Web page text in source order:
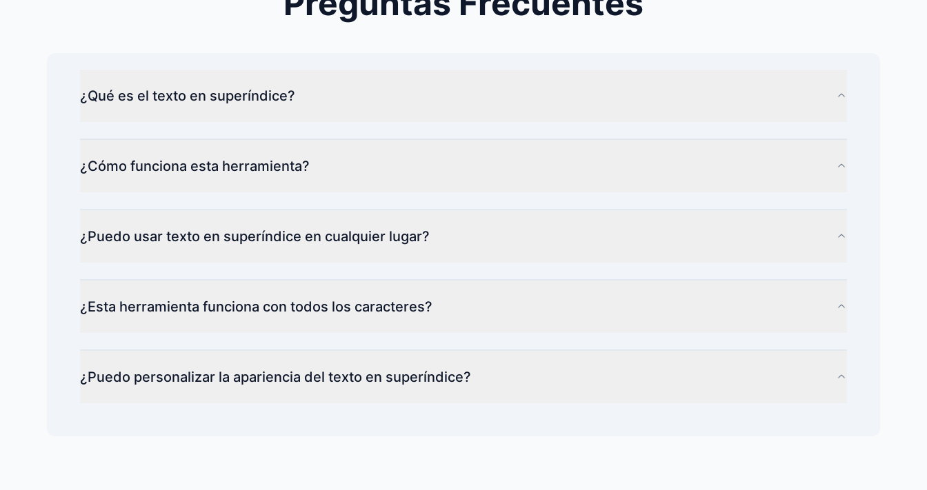
¿Qué es el texto en superíndice?
¿Cómo funciona esta herramienta?
¿Puedo usar texto en superíndice en cualquier lugar?
¿Esta herramienta funciona con todos los caracteres?
¿Puedo personalizar la apariencia del texto en superíndice?